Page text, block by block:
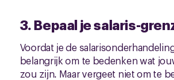
3. Bepaal je salaris-
Voordat je de
belangrijk om te bedenken wat
zou zijn. Maar vergeet niet om te